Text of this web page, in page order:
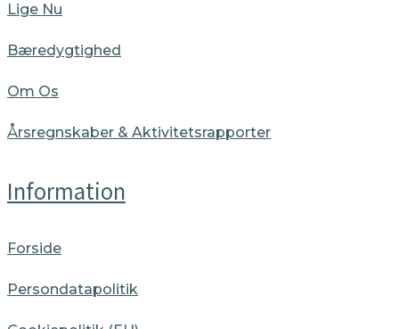
Lige Nu
Bæredygtighed
Om Os
Årsregnskaber & Aktivitetsrapporter
Information
Forside
Persondatapolitik